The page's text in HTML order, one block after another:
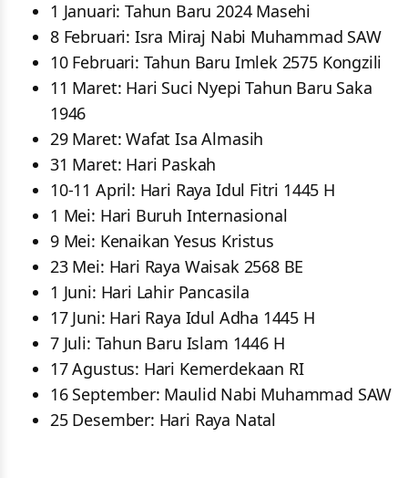
1 Januari: Tahun Baru 2024 Masehi
8 Februari: Isra Miraj Nabi Muhammad SAW
10 Februari: Tahun Baru Imlek 2575 Kongzili
11 Maret: Hari Suci Nyepi Tahun Baru Saka
1946
29 Maret: Wafat Isa Almasih
31 Maret: Hari Paskah
10-11 April: Hari Raya Idul Fitri 1445 H
1 Mei: Hari Buruh Internasional
9 Mei: Kenaikan Yesus Kristus
23 Mei: Hari Raya Waisak 2568 BE
1 Juni: Hari Lahir Pancasila
17 Juni: Hari Raya Idul Adha 1445 H
7 Juli: Tahun Baru Islam 1446 H
17 Agustus: Hari Kemerdekaan RI
16 September: Maulid Nabi Muhammad SAW
25 Desember: Hari Raya Natal